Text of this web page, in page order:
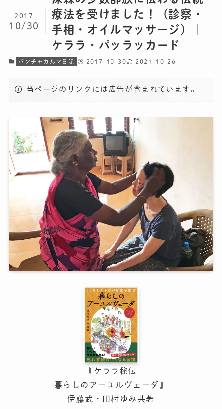
療法を受けました！（診察・
手相・オイルマッサージ）｜
ケララ・パッラッカード
2017
10/30
パンチャカルマ日記 2017-10-30 2021-10-26
当ページのリンクには広告が含まれています。
『ケララ秘伝
暮らしのアーユルヴェーダ』
伊藤武・田村ゆみ共著